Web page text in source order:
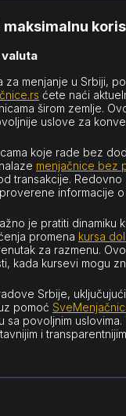
za menjanje u Srbiji,
ćete naći
širom zemlje.
uslove za
koje rade bez
menjačnice bez
transakcije. Redovno
informacije o
je pratiti dinamiku
promena kursa
za razmenu.
kada kursevi mogu
Srbije,
pomoć
povoljnim uslovima.
i